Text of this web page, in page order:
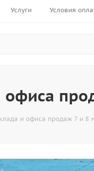
Услуги Условия
и офиса продаж 7 и 8